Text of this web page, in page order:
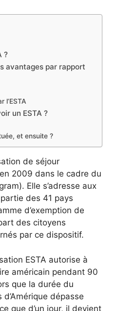
?
avantages par rapport
l’ESTA
un ESTA ?
et ensuite ?
de séjour
2009 dans le cadre du
Elle s’adresse aux
des 41 pays
d’exemption de
des citoyens
par ce dispositif.
ESTA autorise à
américain pendant 90
que la durée du
dépasse
que d’un jour, il devient